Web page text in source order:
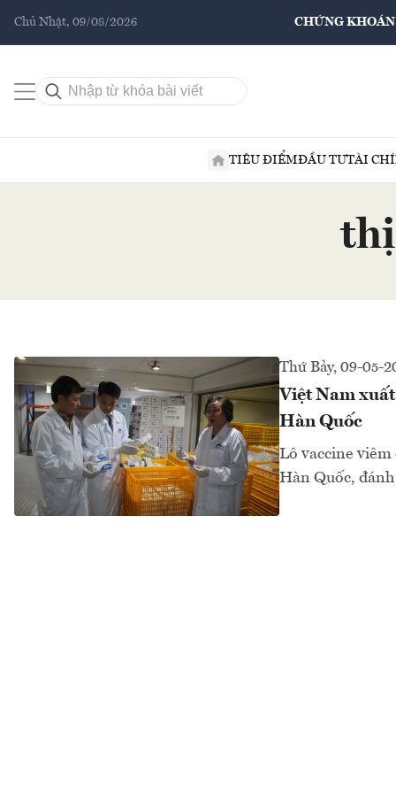
Chủ Nhật, 09/08/2026 CHỨNG KHOÁN
TIÊU ĐIỂMĐẦU TƯTÀI
Thứ Bảy, 09-05-
Việt Nam
Hàn Quốc
Lô vaccine viêm
Hàn Quốc,